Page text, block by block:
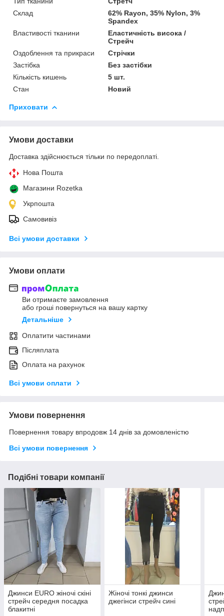
Склад
62% Rayon, 35% Nylon, 3%
Spandex
Властивості тканини
Еластичність висока /
Стрейч
Оздоблення та прикраси
Стрічки
Застібка
Без застібки
Кількість кишень
5 шт.
Стан
Новий
Приховати
Умови доставки
Доставка здійснюється тільки по передоплаті.
Нова Пошта
Магазини Rozetka
Укрпошта
Самовивіз
Всі умови доставки
Умови оплати
Ви отримаєте замовлення
або гроші повернуться на вашу картку
Детальніше
Оплатити частинами
Післяплата
Оплата на рахунок
Всі умови оплати
Умови повернення
Повернення товару впродовж 14 днів за домовленістю
Всі умови повернення
Подібні товари компанії
Джинси EURO жіночі скіні
стрейч середня посадка
блакитні
Жіночі тонкі джинси
джегінси стрейч сині